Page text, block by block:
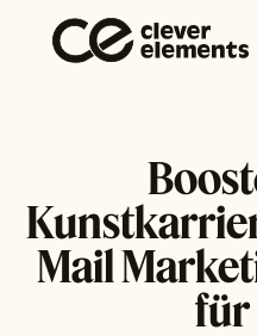
Mail
für